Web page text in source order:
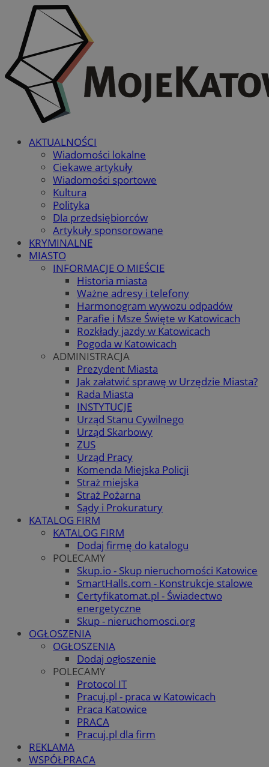
AKTUALNOŚCI
Wiadomości lokalne
Ciekawe artykuły
Wiadomości sportowe
Kultura
Polityka
Dla przedsiębiorców
Artykuły sponsorowane
KRYMINALNE
MIASTO
INFORMACJE O MIEŚCIE
Historia miasta
Ważne adresy i telefony
Harmonogram wywozu odpadów
Parafie i Msze Święte w Katowicach
Rozkłady jazdy w Katowicach
Pogoda w Katowicach
ADMINISTRACJA
Prezydent Miasta
Jak załatwić sprawę w Urzędzie Miasta?
Rada Miasta
INSTYTUCJE
Urząd Stanu Cywilnego
Urząd Skarbowy
ZUS
Urząd Pracy
Komenda Miejska Policji
Straż miejska
Straż Pożarna
Sądy i Prokuratury
KATALOG FIRM
KATALOG FIRM
Dodaj firmę do katalogu
POLECAMY
Skup.io - Skup nieruchomości Katowice
SmartHalls.com - Konstrukcje stalowe
Certyfikatomat.pl - Świadectwo
energetyczne
Skup - nieruchomosci.org
OGŁOSZENIA
OGŁOSZENIA
Dodaj ogłoszenie
POLECAMY
Protocol IT
Pracuj.pl - praca w Katowicach
Praca Katowice
PRACA
Pracuj.pl dla firm
REKLAMA
WSPÓŁPRACA